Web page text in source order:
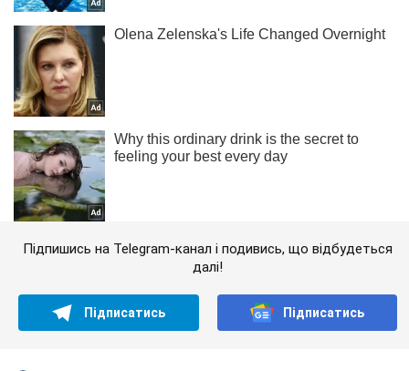
Підпишись на Telegram-канал і подивись, що відбудеться
далі!
Підписатись Підписатись